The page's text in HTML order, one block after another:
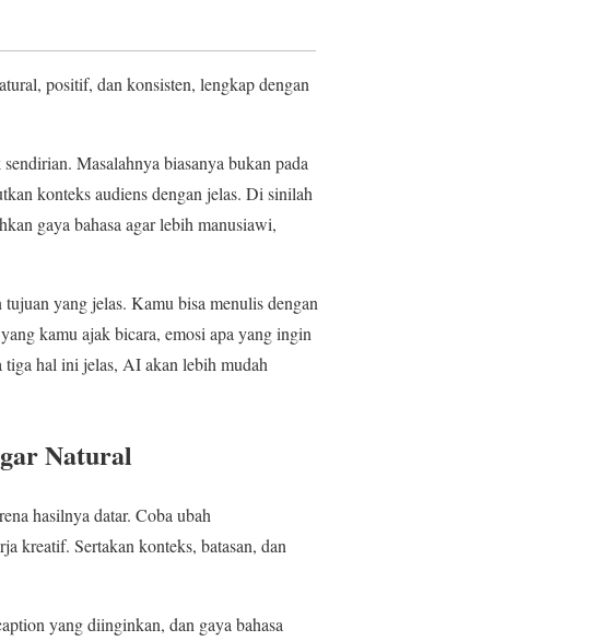
positif, dan konsisten, lengkap dengan
Masalahnya biasanya bukan pada
konteks audiens dengan jelas. Di sinilah
gaya bahasa agar lebih manusiawi,
yang jelas. Kamu bisa menulis dengan
kamu ajak bicara, emosi apa yang ingin
tiga hal ini jelas, AI akan lebih mudah
Natural
hasilnya datar. Coba ubah
kreatif. Sertakan konteks, batasan, dan
yang diinginkan, dan gaya bahasa